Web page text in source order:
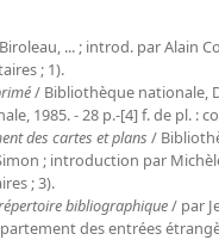
... ; introd. par Alain
; 1).
/ Bibliothèque nationale,
1985. - 28 p.-[4] f. de pl. :
des cartes et plans /
; introduction par
; 3).
bibliographique/ par
des entrées